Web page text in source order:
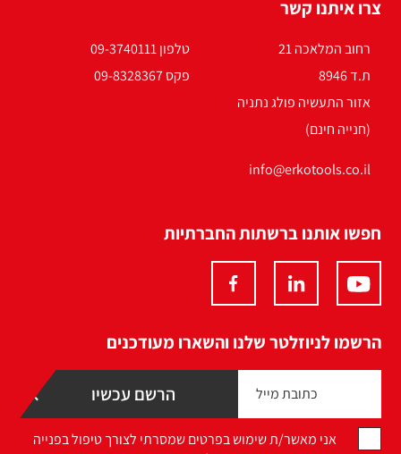
צרו איתנו קשר
רחוב המלאכה 21
ת.ד 8946
אזור התעשיה פולג נתניה
(חנייה חינם)
טלפון 09-3740111
פקס 09-8328367
info@erkotools.co.il
חפשו אותנו ברשתות החברתיות
הרשמו לניוזלטר שלנו והשארו מעודכנים
אני מאשר/ת שימוש בפרטים שמסרתי לצורך טיפול בפנייה